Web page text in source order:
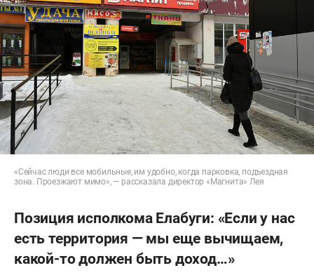
«Сейчас люди все мобильные, им удобно, когда парковка, подъездная
зона. Проезжают мимо», — рассказала директор «Магнита» Лея
Позиция исполкома Елабуги: «Если у нас
есть территория — мы еще вычищаем,
какой-то должен быть доход…»